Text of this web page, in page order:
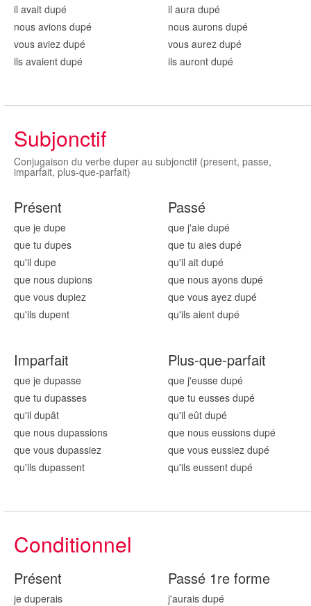
il avait dupé
nous avions dupé
vous aviez dupé
ils avaient dupé
il aura dupé
nous aurons dupé
vous aurez dupé
ils auront dupé
Subjonctif
Conjugaison du verbe duper au subjonctif (present, passe,
imparfait, plus-que-parfait)
Présent
que je dupe
que tu dupes
qu'il dupe
que nous dupions
que vous dupiez
qu'ils dupent
Passé
que j'aie dupé
que tu aies dupé
qu'il ait dupé
que nous ayons dupé
que vous ayez dupé
qu'ils aient dupé
Imparfait
que je dupasse
que tu dupasses
qu'il dupât
que nous dupassions
que vous dupassiez
qu'ils dupassent
Plus-que-parfait
que j'eusse dupé
que tu eusses dupé
qu'il eût dupé
que nous eussions dupé
que vous eussiez dupé
qu'ils eussent dupé
Conditionnel
Présent
je duperais
Passé 1re forme
j'aurais dupé